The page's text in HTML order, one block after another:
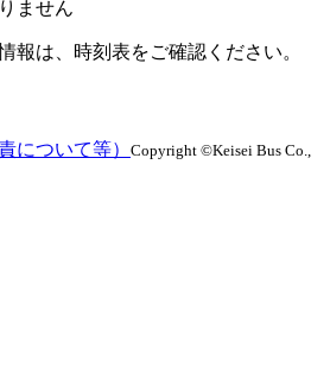
ません
報は、時刻表をご確認ください。
について等） Copyright ©Keisei Bus Co.,